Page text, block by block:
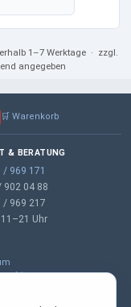
1–7 Werktage · zzgl.
angegeben
🛒 Warenkorb
& BERATUNG
/ 969 171
902 04 88
/ 969 217
Uhr